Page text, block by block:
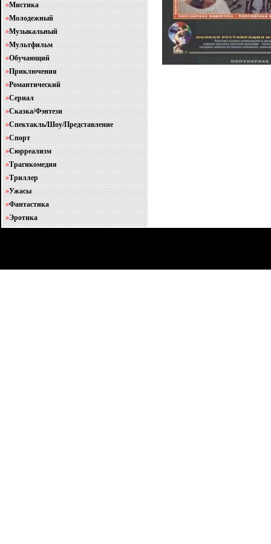
»Мистика
»Молодежный
»Музыкальный
»Мультфильм
»Обучающий
»Приключения
»Романтический
»Сериал
»Сказка/Фэнтези
»Спектакль/Шоу/Представление
»Спорт
»Сюрреализм
»Трагикомедия
»Триллер
»Ужасы
»Фантастика
»Эротика